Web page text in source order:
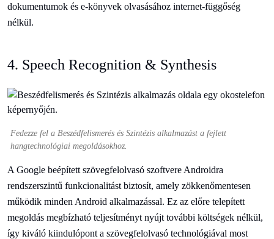
dokumentumok és e-könyvek olvasásához internet-függőség
nélkül.
4. Speech Recognition & Synthesis
Fedezze fel a Beszédfelismerés és Szintézis alkalmazást a fejlett
hangtechnológiai megoldásokhoz.
A Google beépített szövegfelolvasó szoftvere Androidra
rendszerszintű funkcionalitást biztosít, amely zökkenőmentesen
működik minden Android alkalmazással. Ez az előre telepített
megoldás megbízható teljesítményt nyújt további költségek nélkül,
így kiváló kiindulópont a szövegfelolvasó technológiával most